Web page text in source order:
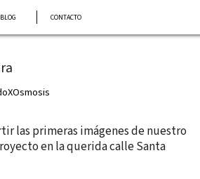
BLOG CONTACTO
las primeras imágenes de nuestro
en la querida calle Santa